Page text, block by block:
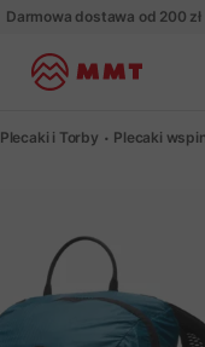
Darmowa dostawa od 200 zł
Plecaki i Torby Plecaki